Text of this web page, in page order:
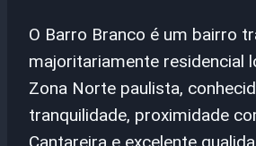
O Barro Branco é um bairro
majoritariamente residencial
Zona Norte paulista,
tranquilidade, proximidade
Cantareira e excelente